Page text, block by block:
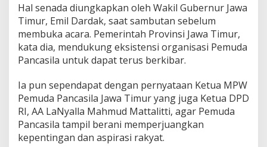
Hal senada diungkapkan oleh Wakil Gubernur Jawa
Timur, Emil Dardak, saat sambutan sebelum
membuka acara. Pemerintah Provinsi Jawa Timur,
kata dia, mendukung eksistensi organisasi Pemuda
Pancasila untuk dapat terus berkibar.
Ia pun sependapat dengan pernyataan Ketua MPW
Pemuda Pancasila Jawa Timur yang juga Ketua DPD
RI, AA LaNyalla Mahmud Mattalitti, agar Pemuda
Pancasila tampil berani memperjuangkan
kepentingan dan aspirasi rakyat.